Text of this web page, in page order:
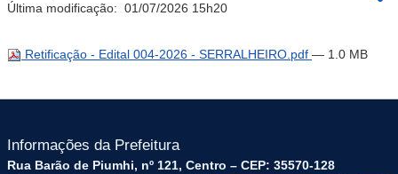
Última modificação: 01/07/2026 15h20
Retificação - Edital 004-2026 - SERRALHEIRO.pdf — 1.0 MB
Informações da Prefeitura
Rua Barão de Piumhi, nº 121, Centro – CEP: 35570-128